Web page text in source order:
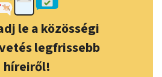
le a közösségi
legfrissebb
híreiről!